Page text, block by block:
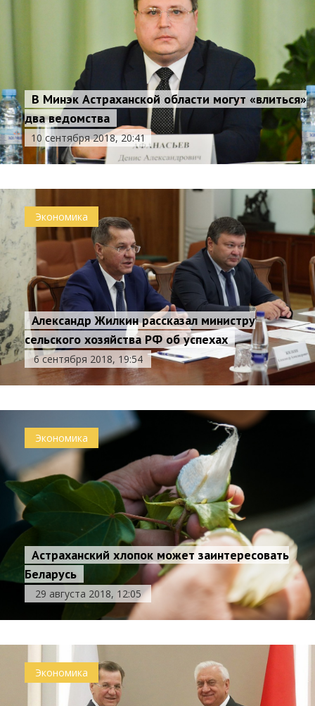
В Минэк Астраханской области могут «влиться»
два ведомства
10 сентября 2018, 20:41
Экономика
Александр Жилкин рассказал министру
сельского хозяйства РФ об успехах
6 сентября 2018, 19:54
Экономика
Астраханский хлопок может заинтересовать
Беларусь
29 августа 2018, 12:05
Экономика